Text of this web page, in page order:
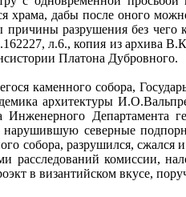
храма, дабы после оного
разрушения без чего
л.6., копия из архива
Платона Дубровного.
каменного собора,
архитектуры
Инженерного
нарушившую северные
собора, разрушился,
расследований комиссии,
в византийском вкусе,